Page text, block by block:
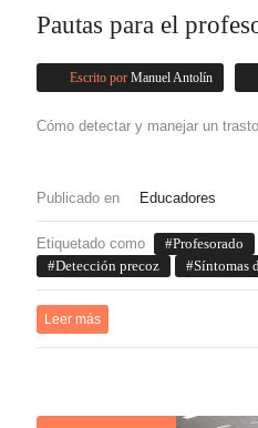
Pautas para el
Escrito por Manuel Antolín
Cómo detectar y manejar un
Publicado en Educadores
Etiquetado como Profesorado
Detección precoz
Síntomas
Leer más